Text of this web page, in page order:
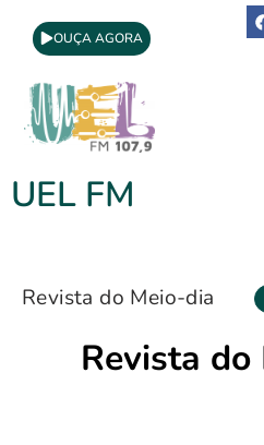
OUÇA AGORA
UEL FM
Revista do Meio-dia
Revista